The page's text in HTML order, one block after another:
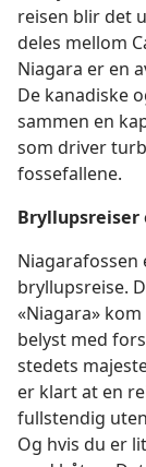
reisen blir det
deles mellom
Niagara er en
De kanadiske
sammen en
som driver
fossefallene.
Bryllupsreiser
Niagarafossen
bryllupsreise.
«Niagara»
belyst med
stedets
er klart at en
fullstendig
Og hvis du er